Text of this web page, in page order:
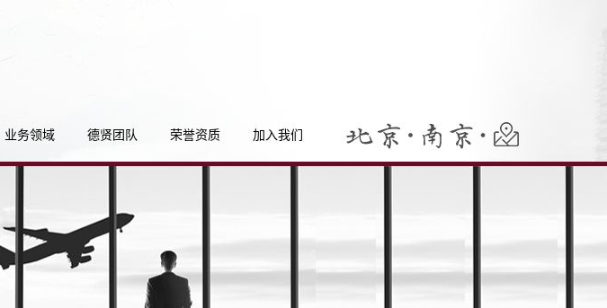
业务领域 德贤团队 荣誉资质 加入我们